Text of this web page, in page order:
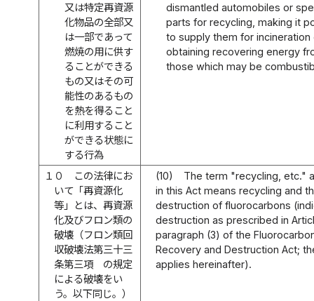
又は特定再資源
化物品の全部又
は一部であって
燃焼の用に供す
ることができる
もの又はその可
能性のあるもの
を熱を得ること
に利用すること
ができる状態に
する行為
dismantled automobiles or
parts for recycling, making it
to supply them for incineration
obtaining recovering energy
those which may be
１０
この法律にお
いて「再資源化
等」とは、再資源
化及びフロン類の
破壊（フロン類回
収破壊法第三十三
条第三項 の規定
による破壊をい
う。以下同じ。）
(10)
The term "recycling, etc."
in this Act means recycling and
destruction of fluorocarbons
destruction as prescribed in
paragraph (3) of the
Recovery and Destruction Act;
applies hereinafter).